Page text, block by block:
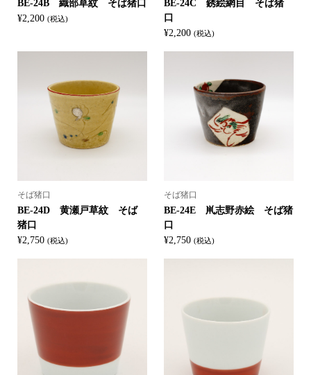
BE-24B 織部草紋 そば猪口
¥2,200 (税込)
BE-24C 銹絵網目 そば猪
口
¥2,200 (税込)
そば猪口
BE-24D 黄瀬戸草紋 そば
猪口
¥2,750 (税込)
そば猪口
BE-24E 鼡志野赤絵 そば猪
口
¥2,750 (税込)